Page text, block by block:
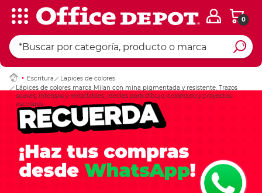
0
Escritura
Lapices de colores
Lápices de colores marca Milan con mina pigmentada y resistente. Trazos
suaves, intensos y mezclables, ideales para dibujo, coloreado y proyectos
escolares.
Ingresar Codigo